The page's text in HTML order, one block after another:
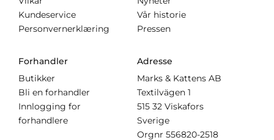
Kundeservice
Personvernerklæring
Vår historie
Pressen
Forhandler
Butikker
Bli en forhandler
Innlogging for
forhandlere
Adresse
Marks & Kattens AB
Textilvägen 1
515 32 Viskafors
Sverige
Orgnr 556820-2518